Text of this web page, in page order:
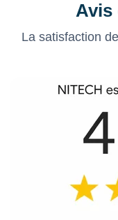
Avis
La satisfaction